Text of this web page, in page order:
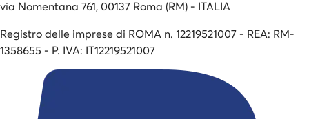
via Nomentana 761, 00137 Roma (RM) - ITALIA
Registro delle imprese di ROMA n. 12219521007 - REA: RM-
1358655 - P. IVA: IT12219521007